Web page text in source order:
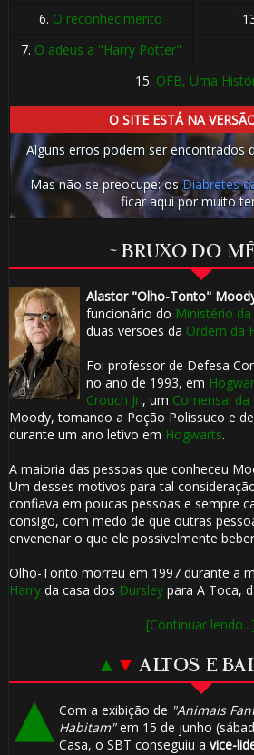
6. O reconhecimento
7. O adeus a "Harry Potter"
15. OFB, Uma
O SITE ESTÁ NA
Alguns erros podem ser encontrados
Mas não se preocupe: osDiabretes
ficar aqui por muito
~ BRUXO DO
Alastor "Olho-Tonto"
funcionário do Ministério
duas versões da Ordem da
Foi professor de Defesa
no ano de 1993, em
Crouch Jr., um Comensal
Moody, tomando a Poção Polissuco e
durante um ano letivo em Hogwarts.
A maioria das pessoas que conheceu
Um desses motivos para tal
confiava em poucas pessoas e sempre
consigo, com medo de que outras
envenenar o que ele possivelmente
Olho-Tonto morreu em 1997 durante a
Harryda casa dos Dursleypara A Toca,
[Continuar lendo...]
▲ ▼ ALTOS E
Com a exibição de "Animais
Habitam"em 15 de junho
Casa, o SBT conseguiu a vice-